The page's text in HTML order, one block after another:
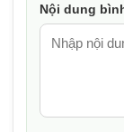
Nội dung